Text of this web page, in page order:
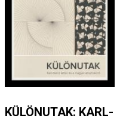
KÜLÖNUTAK: KARL-